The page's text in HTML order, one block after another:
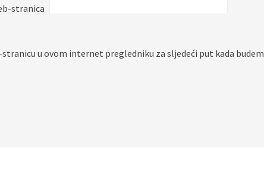
stranica
u ovom internet pregledniku za sljedeći put kada budem